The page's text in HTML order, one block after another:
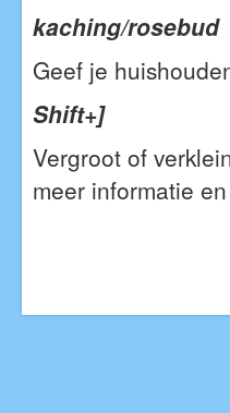
kaching/rosebud
Geef je
Shift+]
Vergroot of
meer informatie